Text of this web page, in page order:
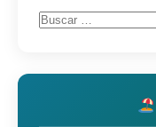
Buscar: